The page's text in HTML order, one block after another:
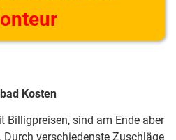
Kosten
Billigpreisen, sind am Ende aber
verschiedenste Zuschläge